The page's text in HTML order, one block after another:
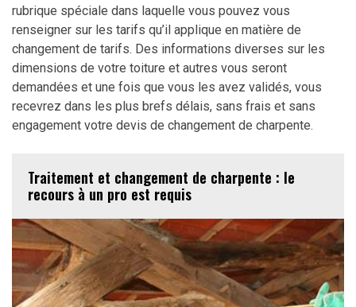
rubrique spéciale dans laquelle vous pouvez vous
renseigner sur les tarifs qu’il applique en matière de
changement de tarifs. Des informations diverses sur les
dimensions de votre toiture et autres vous seront
demandées et une fois que vous les avez validés, vous
recevrez dans les plus brefs délais, sans frais et sans
engagement votre devis de changement de charpente.
Traitement et changement de charpente : le
recours à un pro est requis